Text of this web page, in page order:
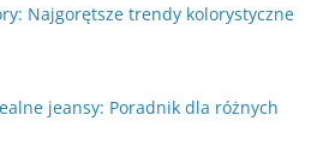
Najgorętsze trendy kolorystyczne
jeansy: Poradnik dla różnych